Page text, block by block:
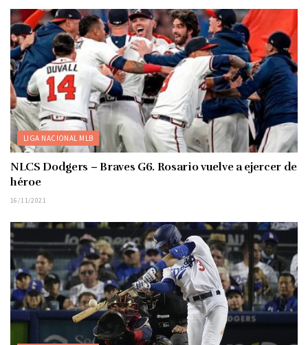
LIGA NACIONAL MLB
NLCS Dodgers – Braves G6. Rosario vuelve a ejercer de
héroe
16/11/2021